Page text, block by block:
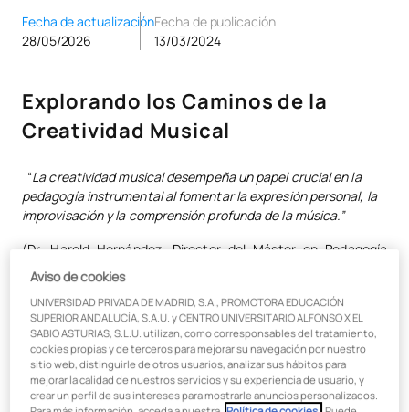
Fecha de actualización
28/05/2026
Fecha de publicación
13/03/2024
Explorando los Caminos de la
Creatividad Musical
“La creatividad musical desempeña un papel crucial en la
pedagogía instrumental al fomentar la expresión personal, la
improvisación y la comprensión profunda de la música.”
(Dr. Harold Hernández. Director del Máster en Pedagogía
Instrumental -UAX)
En el vasto mundo de la música, la creatividad es el
combustible que impulsa la innovación y la expresión artística.
Desde las sinfonías clásicas hasta los ritmos
contemporáneos, la creatividad musical ha sido el corazón de
cada composición y esto es algo que exploramos y valoramos
mucho en elMáster Universitario Online en Pedagogía
Aviso de cookies
UNIVERSIDAD PRIVADA DE MADRID, S.A., PROMOTORA EDUCACIÓN
SUPERIOR ANDALUCÍA, S.A.U. y CENTRO UNIVERSITARIO ALFONSO X EL
SABIO ASTURIAS, S.L.U. utilizan, como corresponsables del tratamiento,
cookies propias y de terceros para mejorar su navegación por nuestro
sitio web, distinguirle de otros usuarios, analizar sus hábitos para
mejorar la calidad de nuestros servicios y su experiencia de usuario, y
crear un perfil de sus intereses para mostrarle anuncios personalizados.